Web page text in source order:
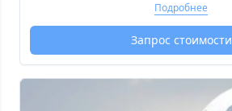
Подробнее
Запрос стоимости